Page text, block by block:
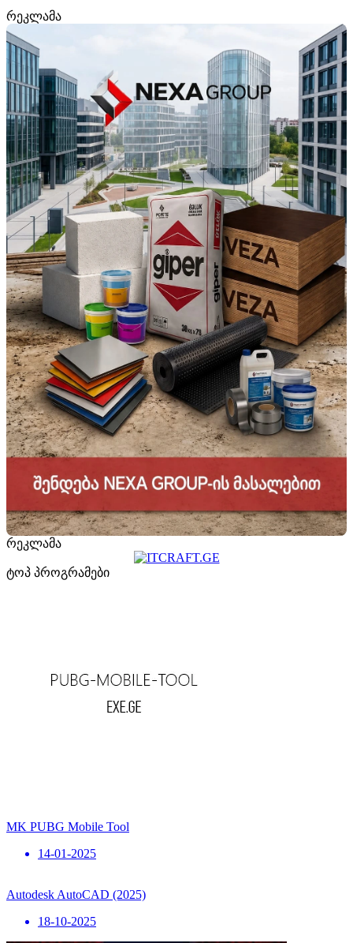
რეკლამა
რეკლამა
ტოპ პროგრამები
MK PUBG Mobile Tool
14-01-2025
Autodesk AutoCAD (2025)
18-10-2025